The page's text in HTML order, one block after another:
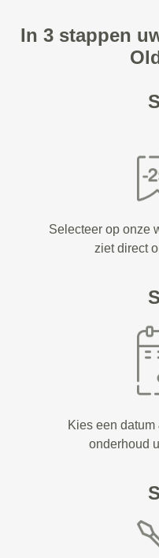
In 3 stappen
Selecteer op onze
ziet direct
Kies een
onderhoud